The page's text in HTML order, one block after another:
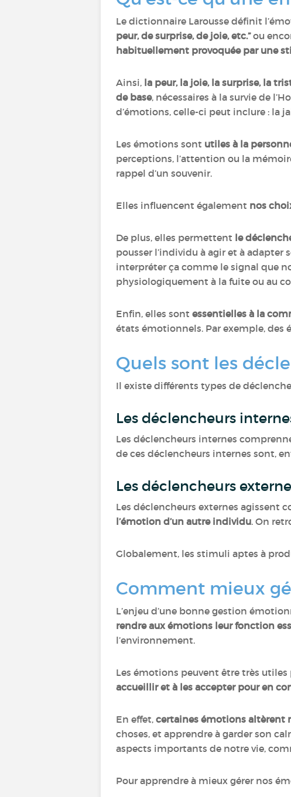
Le dictionnaire Larousse définit
peur, de surprise, de joie, etc.”ou
habituellement provoquée par une
Ainsi, la peur, la joie, la surprise, la
de base, nécessaires à la survie de
d’émotions, celle-ci peut inclure : la
Les émotions sont utiles à la
perceptions, l’attention ou la
rappel d’un souvenir.
Elles influencent également nos
De plus, elles permettent le
pousser l’individu à agir et à adapter
interpréter ça comme le signal que
physiologiquement à la fuite ou au
Enfin, elles sont essentielles à la
états émotionnels. Par exemple, des
Quels sont les
Il existe différents types de
Les déclencheurs
Les déclencheurs internes
de ces déclencheurs internes sont,
Les déclencheurs
Les déclencheurs externes agissent
l’émotion d’un autre individu. On
Globalement, les stimuli aptes à
Comment mieux
L’enjeu d’une bonne gestion
rendre aux émotions leur fonction
l’environnement.
Les émotions peuvent être très utiles
accueillir et à les accepter pour en
En effet, certaines émotions altèrent
choses, et apprendre à garder son
aspects importants de notre vie,
Pour apprendre à mieux gérer nos